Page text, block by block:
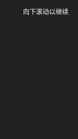
向下滚动以继续